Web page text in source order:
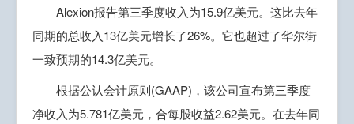
Alexion报告第三季度收入为15.9亿美元。这比去年
同期的总收入13亿美元增长了26%。它也超过了华尔街
一致预期的14.3亿美元。
根据公认会计原则(GAAP)，该公司宣布第三季度
净收入为5.781亿美元，合每股收益2.62美元。在去年同